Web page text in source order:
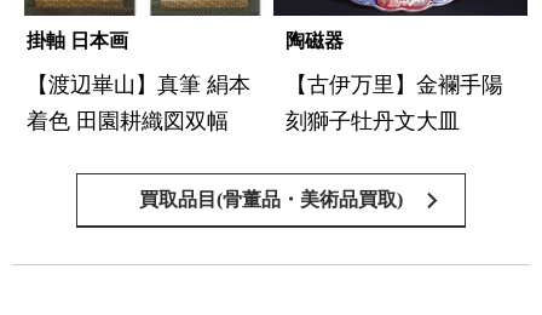
掛軸 日本画
【渡辺崋山】真筆 絹本
着色 田園耕織図双幅
陶磁器
【古伊万里】金襴手陽
刻獅子牡丹文大皿
買取品目(骨董品・美術品買取)